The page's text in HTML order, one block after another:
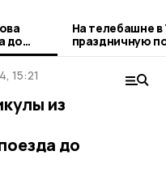
до
На телебашне
праздничную
РТРС
15:21
из
до